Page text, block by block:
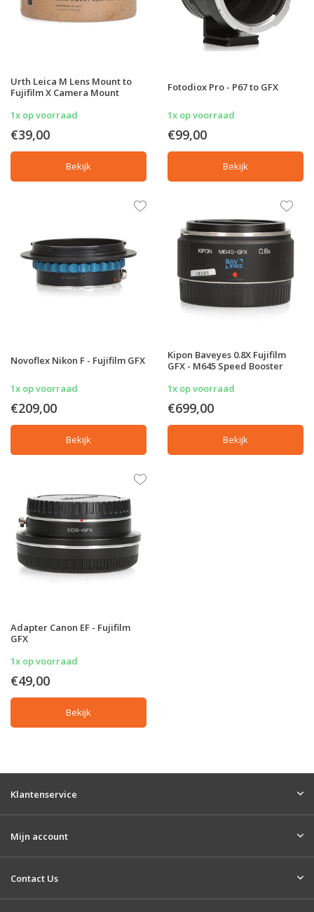
Urth Leica M Lens Mount to
Fujifilm X Camera Mount
1x op voorraad
€39,00
Bekijk
Fotodiox Pro - P67 to GFX
1x op voorraad
€99,00
Bekijk
Novoflex Nikon F - Fujifilm GFX
1x op voorraad
€209,00
Bekijk
Kipon Baveyes 0.8X Fujifilm
GFX - M645 Speed Booster
1x op voorraad
€699,00
Bekijk
Adapter Canon EF - Fujifilm
GFX
1x op voorraad
€49,00
Bekijk
Klantenservice
Mijn account
Contact Us